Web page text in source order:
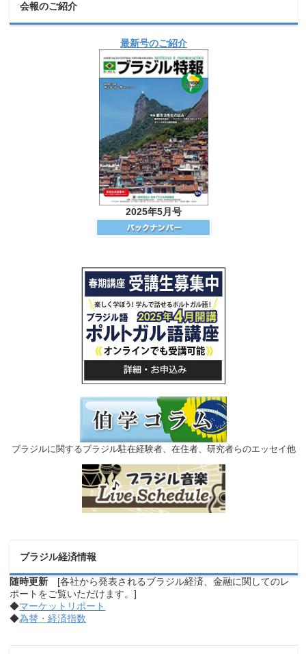
会報のご紹介
最新号のご紹介
2025年5月号
ブラジルに関するブラジル駐在経験者、在住者、研究者らのエッセイ他
ブラジル経済情報
随時更新 [各社から発表されるブラジル経済、金融に関してのレ
ポートをご覧いただけます。]
◆マーケットリポート
◆為替・経済指数